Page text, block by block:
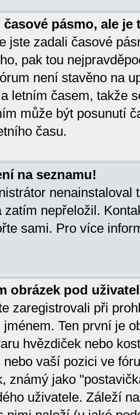
pásmo, ale je
jste zadali časové
pak tou
není stavěno na
letním časem, takže
může být posunutí
času.
na seznamu!
nenainstaloval
zatím nepřeložil.
sami. Pro více
obrázek pod
zaregistrovali při
Ten první je
hvězdiček nebo
vaší pozici ve
známý jako
uživatele. Záleží